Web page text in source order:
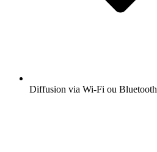
Diffusion via Wi-Fi ou Bluetooth